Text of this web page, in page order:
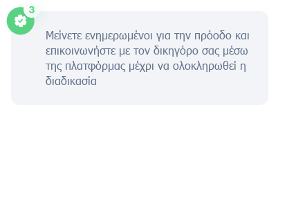
Μείνετε ενημερωμένοι για την πρόοδο και
επικοινωνήστε με τον δικηγόρο σας μέσω
της πλατφόρμας μέχρι να ολοκληρωθεί η
διαδικασία